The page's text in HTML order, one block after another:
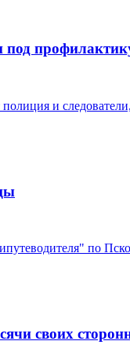
под
и
по
своих